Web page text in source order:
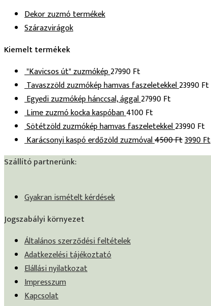
Dekor zuzmó termékek
Szárazvirágok
Kiemelt termékek
"Kavicsos út" zuzmókép27990Ft
Tavaszzöld zuzmókép hamvas faszeletekkel23990Ft
Egyedi zuzmókép hánccsal, ággal27990Ft
Lime zuzmó kocka kaspóban4100Ft
Sötétzöld zuzmókép hamvas faszeletekkel23990Ft
Karácsonyi kaspó erdőzöld zuzmóval4500Ft3990Ft
Szállító partnerünk:
Gyakran ismételt kérdések
Jogszabályi környezet
Általános szerződési feltételek
Adatkezelési tájékoztató
Elállási nyilatkozat
Impresszum
Kapcsolat